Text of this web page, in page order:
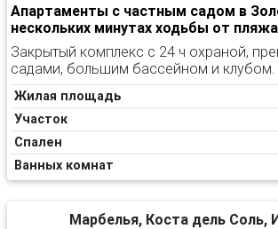
Апартаменты с частным садом в
нескольких минутах ходьбы от пляжа
Закрытый комплекс с 24 ч охраной,
садами, большим бассейном и клубом.
Жилая площадь
Участок
Спален
Ванных комнат
Марбелья, Коста дель Соль,